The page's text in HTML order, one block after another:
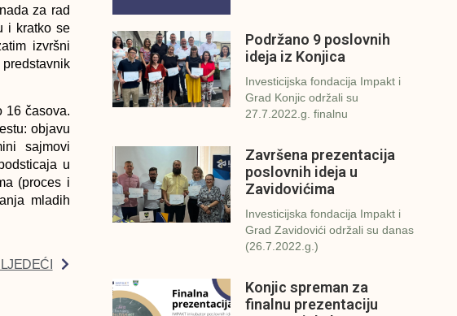
za rad
i kratko se
izvršni
16 časova.
objavu
sajmovi
u
(proces i
mladih
Podržano 9 poslovnih
ideja iz Konjica
Investicijska fondacija Impakt i
Grad Konjic održali su
27.7.2022.g. finalnu
Završena prezentacija
poslovnih ideja u
Zavidovićima
Investicijska fondacija Impakt i
Grad Zavidovići održali su danas
(26.7.2022.g.)
Konjic spreman za
finalnu prezentaciju